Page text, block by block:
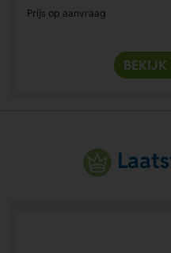
Prijs op aanvraag
BEKIJK